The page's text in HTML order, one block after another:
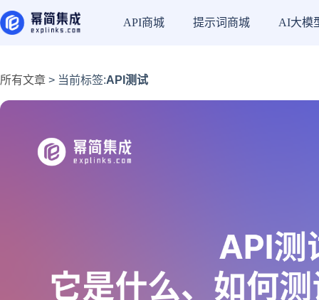
API商城 提示词商城 AI大模
所有文章 > 当前标签:API测试